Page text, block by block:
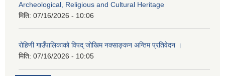
Archeological, Religious and Cultural Heritage
मिति: 07/16/2026 - 10:06
रोहिणी गाउँपालिकाको विपद् जोखिम नक्साङ्कन अन्तिम प्रतिवेदन ।
मिति: 07/16/2026 - 10:05